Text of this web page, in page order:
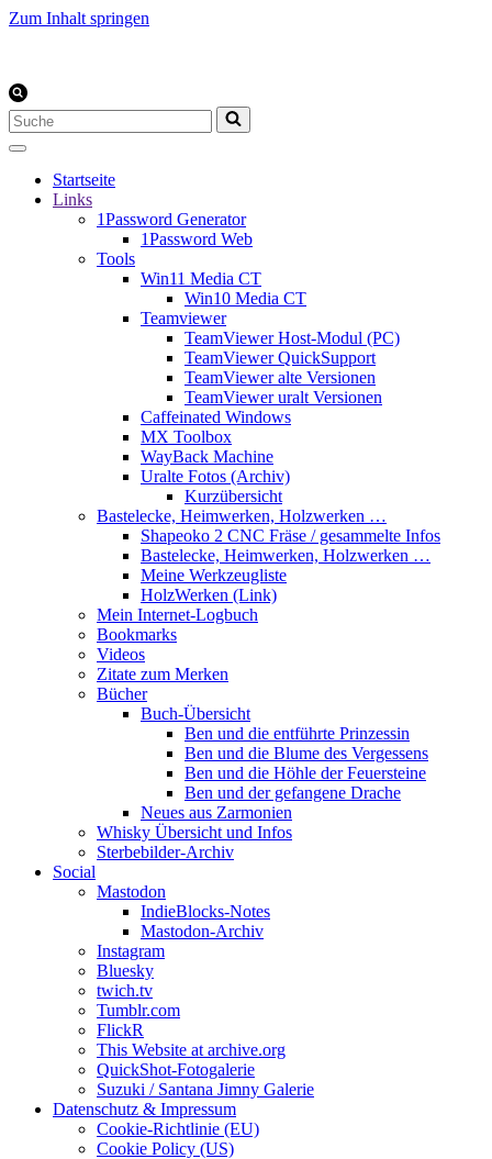
Zum Inhalt springen
Suchen
nach …
Startseite
Links
1Password Generator
1Password Web
Tools
Win11 Media CT
Win10 Media CT
Teamviewer
TeamViewer Host-Modul (PC)
TeamViewer QuickSupport
TeamViewer alte Versionen
TeamViewer uralt Versionen
Caffeinated Windows
MX Toolbox
WayBack Machine
Uralte Fotos (Archiv)
Kurzübersicht
Bastelecke, Heimwerken, Holzwerken …
Shapeoko 2 CNC Fräse / gesammelte Infos
Bastelecke, Heimwerken, Holzwerken …
Meine Werkzeugliste
HolzWerken (Link)
Mein Internet-Logbuch
Bookmarks
Videos
Zitate zum Merken
Bücher
Buch-Übersicht
Ben und die entführte Prinzessin
Ben und die Blume des Vergessens
Ben und die Höhle der Feuersteine
Ben und der gefangene Drache
Neues aus Zarmonien
Whisky Übersicht und Infos
Sterbebilder-Archiv
Social
Mastodon
IndieBlocks-Notes
Mastodon-Archiv
Instagram
Bluesky
twich.tv
Tumblr.com
FlickR
This Website at archive.org
QuickShot-Fotogalerie
Suzuki / Santana Jimny Galerie
Datenschutz & Impressum
Cookie-Richtlinie (EU)
Cookie Policy (US)